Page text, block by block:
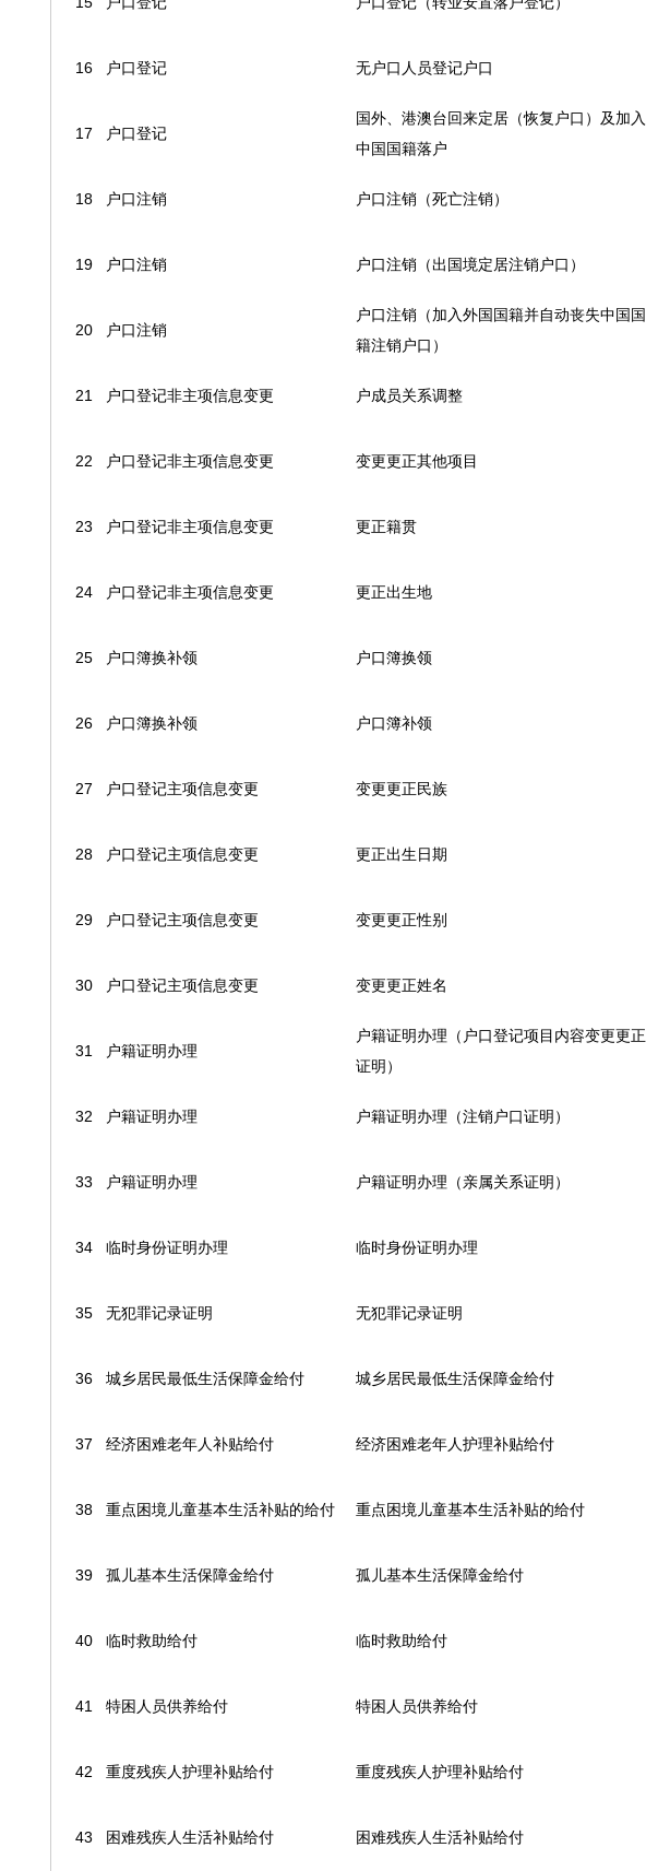
16 户口登记 无户口人员登记户口
17 户口登记
国外、港澳台回来定居（恢复户口）及加入
中国国籍落户
18 户口注销 户口注销（死亡注销）
19 户口注销 户口注销（出国境定居注销户口）
20 户口注销
户口注销（加入外国国籍并自动丧失中国国
籍注销户口）
21 户口登记非主项信息变更 户成员关系调整
22 户口登记非主项信息变更 变更更正其他项目
23 户口登记非主项信息变更 更正籍贯
24 户口登记非主项信息变更 更正出生地
25 户口簿换补领 户口簿换领
26 户口簿换补领 户口簿补领
27 户口登记主项信息变更 变更更正民族
28 户口登记主项信息变更 更正出生日期
29 户口登记主项信息变更 变更更正性别
30 户口登记主项信息变更 变更更正姓名
31 户籍证明办理
户籍证明办理（户口登记项目内容变更更正
证明）
32 户籍证明办理 户籍证明办理（注销户口证明）
33 户籍证明办理 户籍证明办理（亲属关系证明）
34 临时身份证明办理 临时身份证明办理
35 无犯罪记录证明 无犯罪记录证明
36 城乡居民最低生活保障金给付 城乡居民最低生活保障金给付
37 经济困难老年人补贴给付 经济困难老年人护理补贴给付
38 重点困境儿童基本生活补贴的给付 重点困境儿童基本生活补贴的给付
39 孤儿基本生活保障金给付 孤儿基本生活保障金给付
40 临时救助给付 临时救助给付
41 特困人员供养给付 特困人员供养给付
42 重度残疾人护理补贴给付 重度残疾人护理补贴给付
43 困难残疾人生活补贴给付 困难残疾人生活补贴给付